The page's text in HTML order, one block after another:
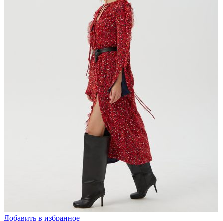
Добавить в избранное